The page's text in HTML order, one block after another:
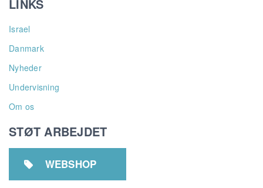
LINKS
Israel
Danmark
Nyheder
Undervisning
Om os
STØT ARBEJDET
 WEBSHOP